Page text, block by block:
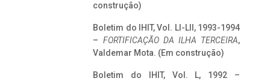
construção)
Boletim do IHIT, Vol. LI-LII, 1993-1994
– FORTIFICAÇÃO DA ILHA TERCEIRA,
Valdemar Mota. (Em construção)
Boletim do IHIT, Vol. L, 1992 –